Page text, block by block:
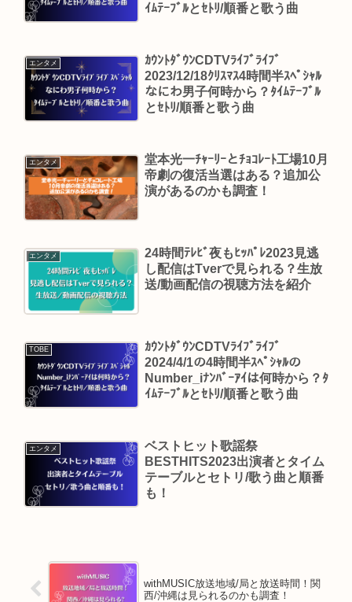
ｲﾑﾃｰﾌﾞﾙとｾﾄﾘ/順番と歌う曲
エンタメ
ｶｳﾝﾄﾀﾞｳﾝCDTVﾗｲﾌﾞﾗｲﾌﾞ
2023/12/18ｸﾘｽﾏｽ4時間半ｽﾍﾟｼｬﾙ
なにわ男子何時から？ﾀｲﾑﾃｰﾌﾞﾙ
とｾﾄﾘ/順番と歌う曲
エンタメ
堂本光一ﾁｬｰﾘｰとﾁｮｺﾚｰﾄ工場10月
帝劇の復活当選はある？追加公
演があるのかも調査！
エンタメ
24時間ﾃﾚﾋﾞ夜もﾋｯﾊﾟﾚ2023見逃
し配信はTverで見られる？生放
送/動画配信の視聴方法を紹介
TOBE
ｶｳﾝﾄﾀﾞｳﾝCDTVﾗｲﾌﾞﾗｲﾌﾞ
2024/4/1の4時間半ｽﾍﾟｼｬﾙの
Number_iﾅﾝﾊﾞｰｱｲは何時から？ﾀ
ｲﾑﾃｰﾌﾞﾙとｾﾄﾘ/順番と歌う曲
エンタメ
ベストヒット歌謡祭
BESTHITS2023出演者とタイム
テーブルとセトリ/歌う曲と順番
も！
withMUSIC放送地域/局と放送時間！関
西/沖縄は見られるのかも調査！